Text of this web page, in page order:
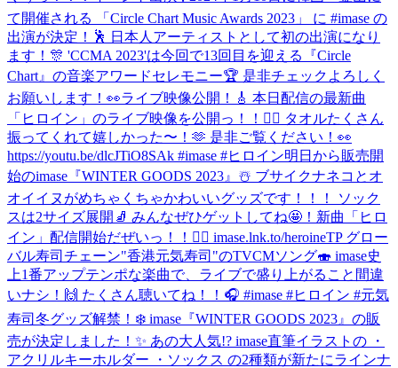
て開催される 「Circle Chart Music Awards 2023」 に #imase の
出演が決定！🕺 日本人アーティストとして初の出演になり
ます！🎊 'CCMA 2023'は今回で13回目を迎える『Circle
Chart』の音楽アワードセレモニー🏆 是非チェックよろしく
お願いします！👀ライブ映像公開！🎸 本日配信の最新曲
「ヒロイン」のライブ映像を公開っ！！🦸‍♀️ タオルたくさん
振ってくれて嬉しかった〜！🫶 是非ご覧ください！👀
https://youtu.be/dlcJTiO8SAk #imase #ヒロイン明日から販売開
始のimase『WINTER GOODS 2023』☃️ ブサイクナネコとオ
オイイヌがめちゃくちゃかわいいグッズです！！！ ソック
スは2サイズ展開🧦 みんなぜひゲットしてね🤩！ 新曲「ヒロ
イン」配信開始だぜいっ！！🦸‍♀️ imase.lnk.to/heroineTP グロー
バル寿司チェーン"香港元気寿司"のTVCMソング🍣 imase史
上1番アップテンポな楽曲で、ライブで盛り上がること間違
いナシ！🙌 たくさん聴いてね！！🎧 #imase #ヒロイン #元気
寿司 冬グッズ解禁！❄️ imase『WINTER GOODS 2023』の販
売が決定しました！✨ あの大人気!? imase直筆イラストの ・
アクリルキーホルダー ・ソックス の2種類が新たにラインナ